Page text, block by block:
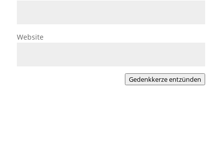
Website
Gedenkkerze entzünden